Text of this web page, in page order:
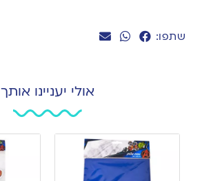
שתפו:
אולי יעניינו אותך